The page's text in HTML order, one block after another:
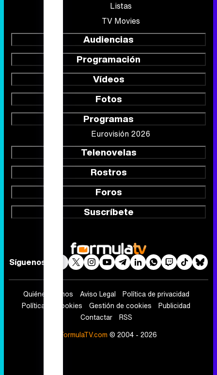
Listas
TV Movies
Audiencias
Programación
Vídeos
Fotos
Programas
Eurovisión 2026
Telenovelas
Rostros
Foros
Suscríbete
Síguenos
Quiénes somos Aviso Legal
Política de privacidad
Política de cookies
Gestión de cookies
Publicidad
Contactar
RSS
FormulaTV.com © 2004 - 2026